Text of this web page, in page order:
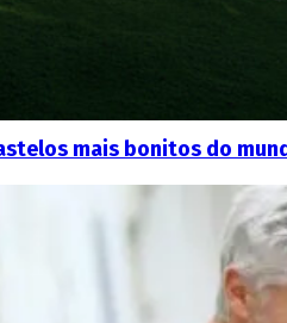
mais bonitos do